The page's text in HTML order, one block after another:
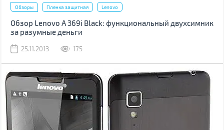
Обзоры Пленка защитная Lenovo
Обзор Lenovo A 369i Black: функциональный двухсимник
за разумные деньги
25.11.2013 175